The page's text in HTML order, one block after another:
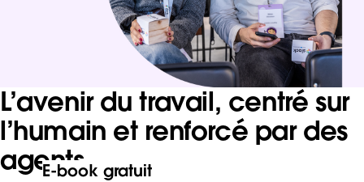
L’avenir du travail, centré sur
l’humain et renforcé par des
agentsE-book gratuit